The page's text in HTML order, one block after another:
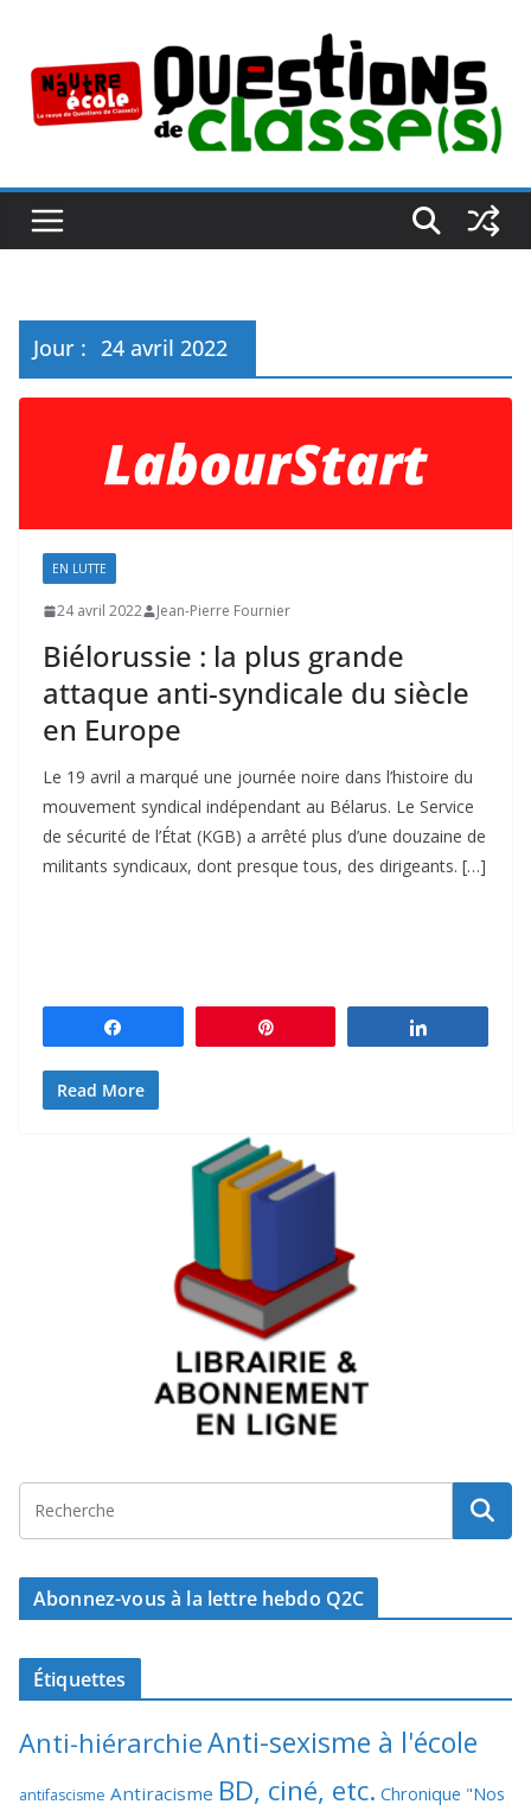
contenu
Jour : 24 avril 2022
EN LUTTE
24 avril 2022 Jean-Pierre Fournier
Biélorussie : la plus grande
attaque anti-syndicale du siècle
en Europe
Le 19 avril a marqué une journée noire dans l’histoire du
mouvement syndical indépendant au Bélarus. Le Service
de sécurité de l’État (KGB) a arrêté plus d’une douzaine de
militants syndicaux, dont presque tous, des dirigeants. […]
Read More
Abonnez-vous à la lettre hebdo Q2C
Étiquettes
Anti-hiérarchieAnti-sexisme à l'école
antifascisme Antiracisme BD, ciné, etc. Chronique "Nos